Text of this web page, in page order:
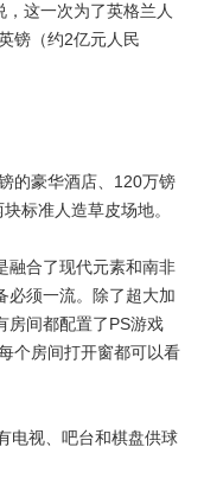
这一次为了英格兰人
镑（约2亿元人民
的豪华酒店、120万镑
标准人造草皮场地。
合了现代元素和南非
必须一流。除了超大加
房间都配置了PS游戏
个房间打开窗都可以看
视、吧台和棋盘供球